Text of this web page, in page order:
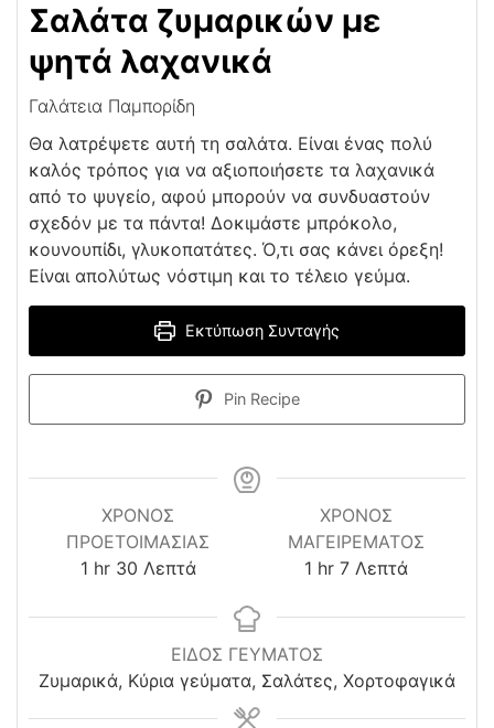
Σαλάτα ζυμαρικών με
ψητά λαχανικά
Γαλάτεια Παμπορίδη
Θα λατρέψετε αυτή τη σαλάτα. Είναι ένας πολύ
καλός τρόπος για να αξιοποιήσετε τα λαχανικά
από το ψυγείο, αφού μπορούν να συνδυαστούν
σχεδόν με τα πάντα! Δοκιμάστε μπρόκολο,
κουνουπίδι, γλυκοπατάτες. Ό,τι σας κάνει όρεξη!
Είναι απολύτως νόστιμη και το τέλειο γεύμα.
Εκτύπωση Συνταγής
Pin Recipe
ΧΡΌΝΟΣ
ΠΡΟΕΤΟΙΜΑΣΊΑΣ
1hour
hr 30minutes
Λεπτά
ΧΡΟΝΟΣ
ΜΑΓΕΙΡΕΜΑΤΟΣ
1 hour
hr 7minutes
Λεπτά
ΕΙΔΟΣ ΓΕΥΜΑΤΟΣ
Ζυμαρικά, Κύρια γεύματα, Σαλάτες, Χορτοφαγικά